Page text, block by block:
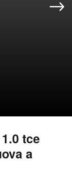
tce
a